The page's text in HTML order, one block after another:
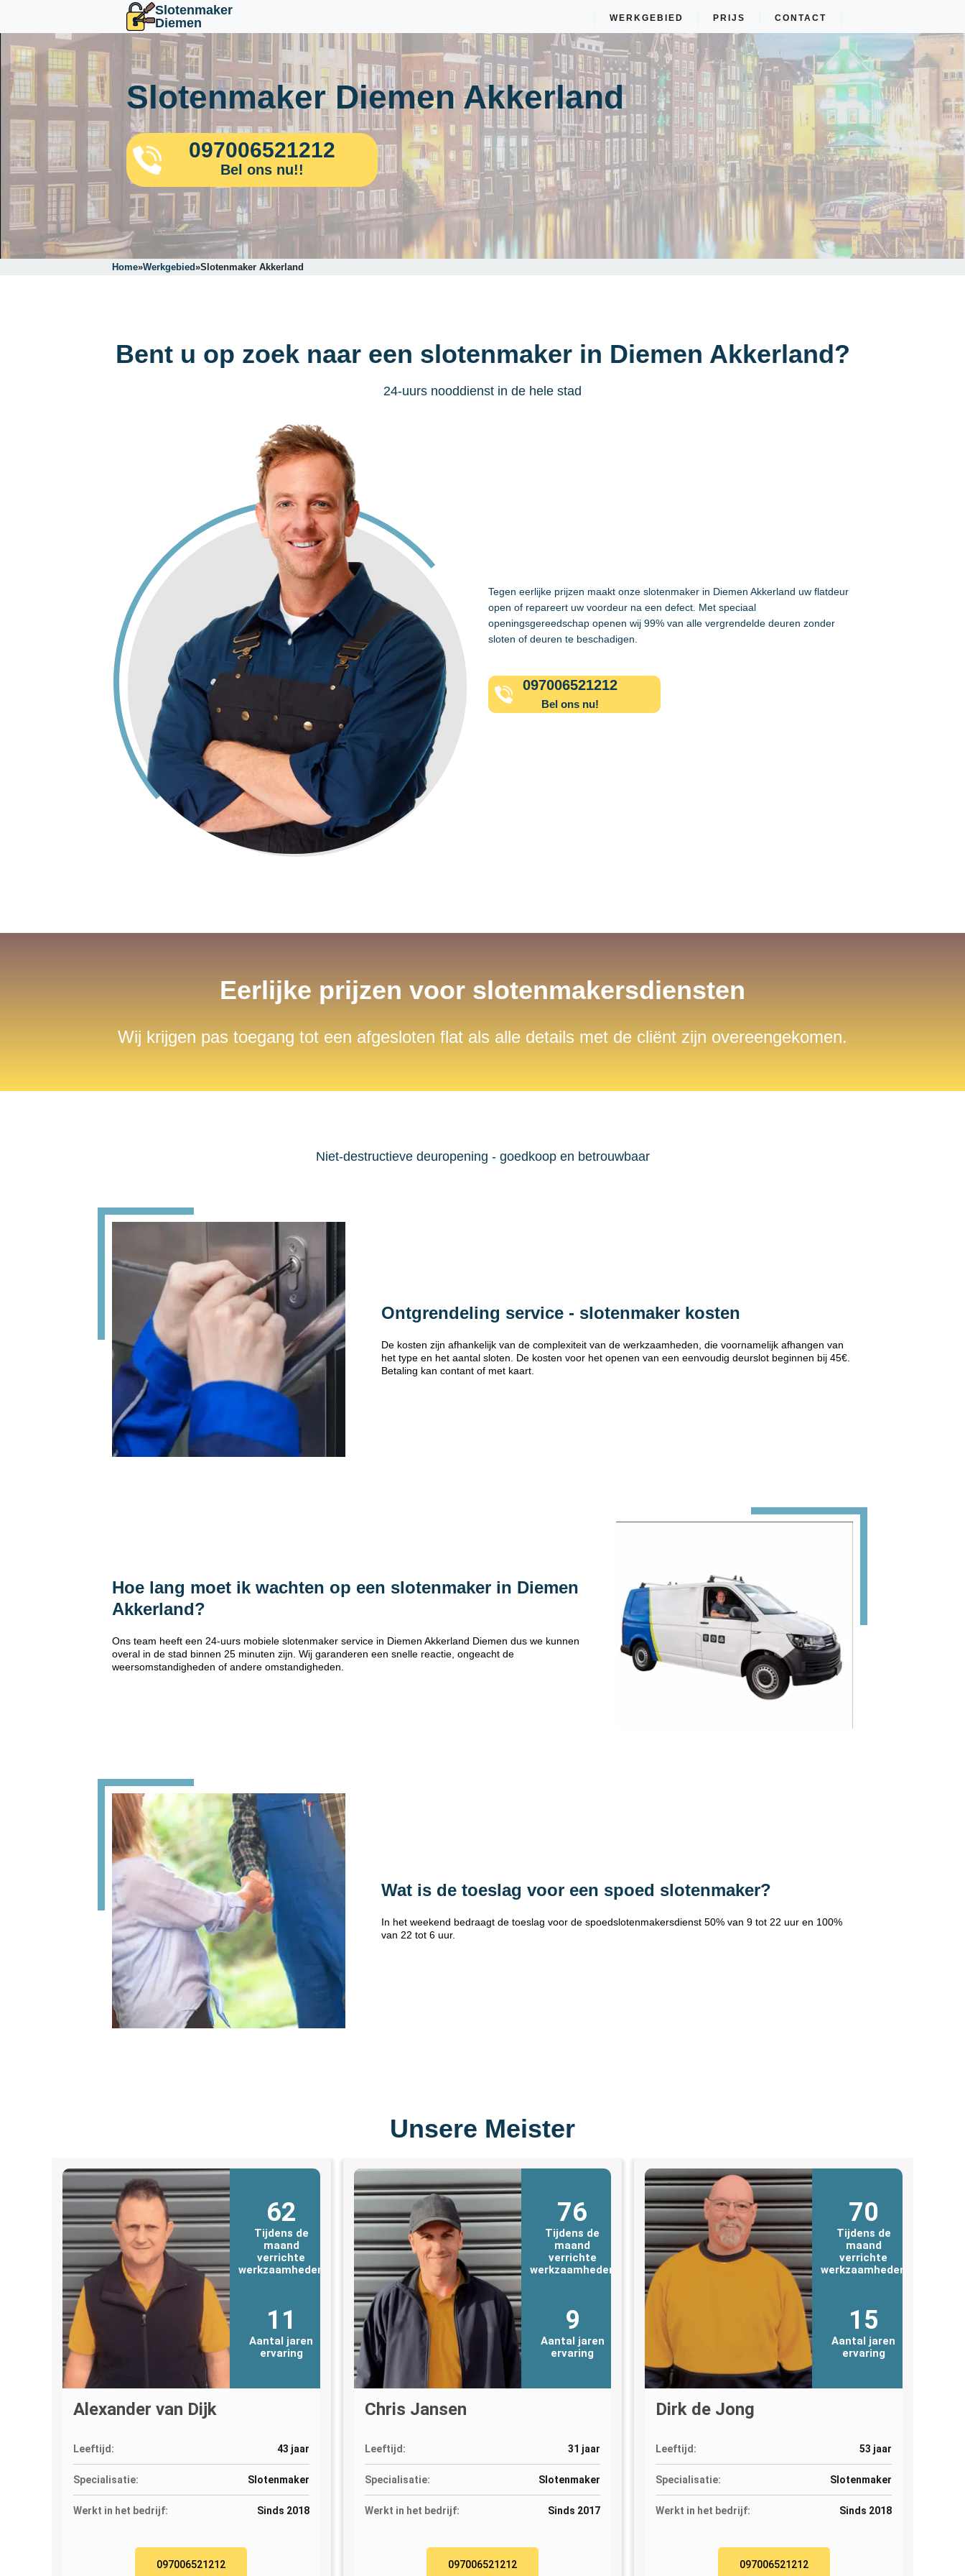
Slotenmaker
Diemen
WERKGEBIED PRIJS CONTACT
Slotenmaker Diemen Akkerland
097006521212
Bel ons nu!!
Home»Werkgebied»Slotenmaker Akkerland
Bent u op zoek naar een slotenmaker in Diemen Akkerland?
24-uurs nooddienst in de hele stad
Tegen eerlijke prijzen maakt onze slotenmaker in Diemen Akkerland uw flatdeur
open of repareert uw voordeur na een defect. Met speciaal
openingsgereedschap openen wij 99% van alle vergrendelde deuren zonder
sloten of deuren te beschadigen.
097006521212
Bel ons nu!
Eerlijke prijzen voor slotenmakersdiensten
Wij krijgen pas toegang tot een afgesloten flat als alle details met de cliënt zijn overeengekomen.
Niet-destructieve deuropening - goedkoop en betrouwbaar
Ontgrendeling service - slotenmaker kosten
De kosten zijn afhankelijk van de complexiteit van de werkzaamheden, die voornamelijk afhangen van
het type en het aantal sloten. De kosten voor het openen van een eenvoudig deurslot beginnen bij 45€.
Betaling kan contant of met kaart.
Hoe lang moet ik wachten op een slotenmaker in Diemen
Akkerland?
Ons team heeft een 24-uurs mobiele slotenmaker service in Diemen Akkerland Diemen dus we kunnen
overal in de stad binnen 25 minuten zijn. Wij garanderen een snelle reactie, ongeacht de
weersomstandigheden of andere omstandigheden.
Wat is de toeslag voor een spoed slotenmaker?
In het weekend bedraagt de toeslag voor de spoedslotenmakersdienst 50% van 9 tot 22 uur en 100%
van 22 tot 6 uur.
Unsere Meister
62
Tijdens de
maand
verrichte
werkzaamheden
11
Aantal jaren
ervaring
Alexander van Dijk
Leeftijd: 43 jaar
Specialisatie: Slotenmaker
Werkt in het bedrijf: Sinds 2018
097006521212
76
Tijdens de
maand
verrichte
werkzaamheden
9
Aantal jaren
ervaring
Chris Jansen
Leeftijd: 31 jaar
Specialisatie: Slotenmaker
Werkt in het bedrijf: Sinds 2017
097006521212
70
Tijdens de
maand
verrichte
werkzaamheden
15
Aantal jaren
ervaring
Dirk de Jong
Leeftijd: 53 jaar
Specialisatie: Slotenmaker
Werkt in het bedrijf: Sinds 2018
097006521212